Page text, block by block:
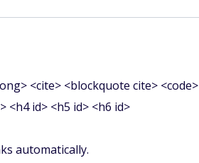
<cite> <blockquote cite>
<h4 id> <h5 id> <h6 id>
automatically.